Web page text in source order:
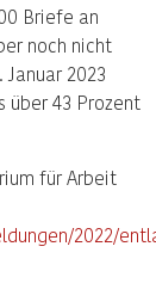
Briefe an
noch nicht
2023
über 43 Prozent
für Arbeit
2022/